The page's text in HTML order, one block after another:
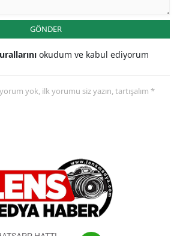
GÖNDER
okudum ve kabul ediyorum
yok, ilk yorumu siz yazın, tartışalım *